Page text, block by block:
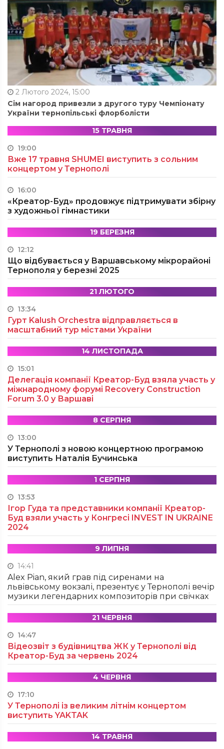
2 Лютого 2024, 15:00
Сім нагород привезли з другого туру Чемпіонату
України тернопільські флорболісти
15 ТРАВНЯ
19:00
Вже 17 травня SHUMEI виступить з сольним
концертом у Тернополі
16:00
«Креатор-Буд» продовжує підтримувати збірну
з художньої гімнастики
19 БЕРЕЗНЯ
12:12
Що відбувається у Варшавському мікрорайоні
Тернополя у березні 2025
21 ЛЮТОГО
13:34
Гурт Kalush Orchestra відправляється в
масштабний тур містами України
14 ЛИСТОПАДА
15:01
Делегація компанії Креатор-Буд взяла участь у
міжнародному форумі Recovery Construction
Forum 3.0 у Варшаві
8 СЕРПНЯ
13:00
У Тернополі з новою концертною програмою
виступить Наталія Бучинська
1 СЕРПНЯ
13:53
Ігор Гуда та представники компанії Креатор-
Буд взяли участь у Конгресі INVEST IN UKRAINE
2024
9 ЛИПНЯ
14:41
Alex Pian, який грав під сиренами на
львівському вокзалі, презентує у Тернополі вечір
музики легендарних композиторів при свічках
21 ЧЕРВНЯ
14:47
Відеозвіт з будівництва ЖК у Тернополі від
Креатор-Буд за червень 2024
4 ЧЕРВНЯ
17:10
У Тернополі із великим літнім концертом
виступить YAKTAK
14 ТРАВНЯ